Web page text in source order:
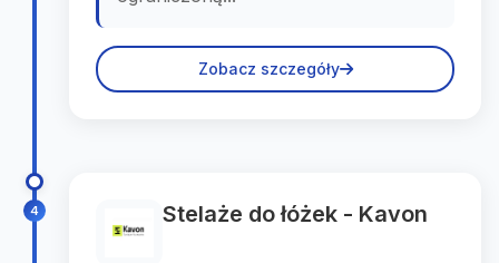
Zobacz szczegóły
4 Stelaże do łóżek - Kavon